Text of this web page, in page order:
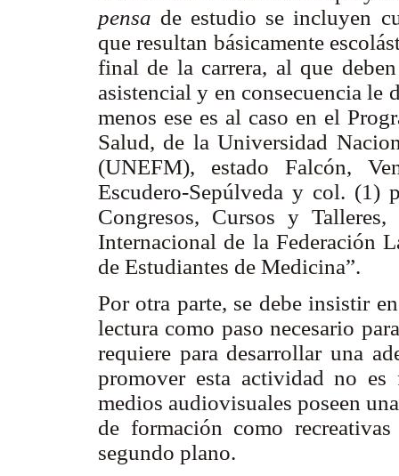
pensa de estudio se incluyen
que resultan básicamente
final de la carrera, al que
asistencial y en consecuencia le
menos ese es al caso en el
Salud, de la Universidad
(UNEFM), estado Falcón,
Escudero-Sepúlveda y col. (1)
Congresos, Cursos y
Internacional de la Federación
de Estudiantes de Medicina”.
Por otra parte, se debe insistir
lectura como paso necesario
requiere para desarrollar una
promover esta actividad no
medios audiovisuales poseen
de formación como
segundo plano.